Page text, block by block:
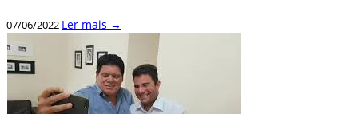
07/06/2022 Ler mais →